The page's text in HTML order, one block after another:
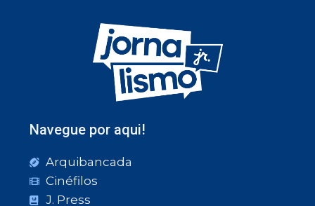
Navegue por aqui!
Arquibancada
Cinéfilos
J. Press